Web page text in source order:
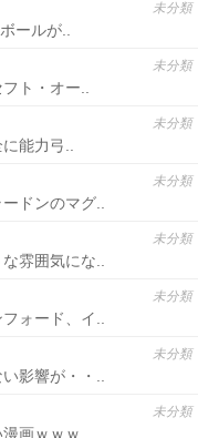
未分類
ールが..
未分類
ト・オー..
未分類
能力弓..
未分類
ドンのマグ..
未分類
雰囲気にな..
未分類
ォード、イ..
未分類
影響が・・..
未分類
画ｗｗｗ..